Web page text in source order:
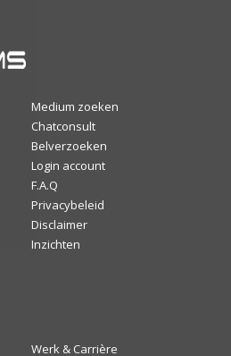
Medium zoeken
Chatconsult
Belverzoeken
Login account
F.A.Q
Privacybeleid
Disclaimer
Inzichten
Werk & Carrière